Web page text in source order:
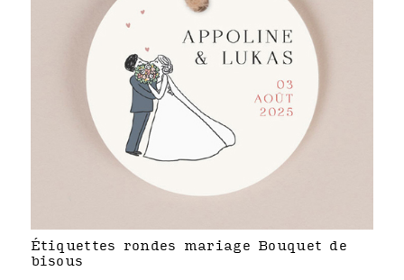
Étiquettes rondes mariage Bouquet de
bisous